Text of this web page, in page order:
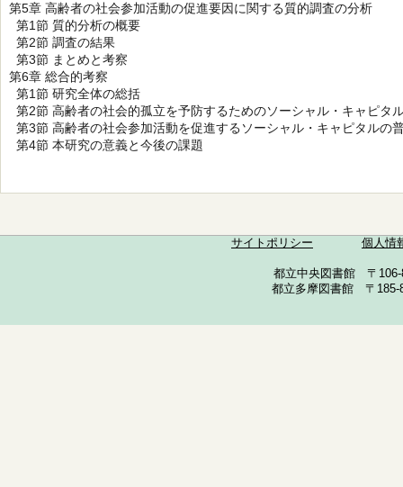
第5章 高齢者の社会参加活動の促進要因に関する質的調査の分析
第1節 質的分析の概要
第2節 調査の結果
第3節 まとめと考察
第6章 総合的考察
第1節 研究全体の総括
第2節 高齢者の社会的孤立を予防するためのソーシャル・キャピタ
第3節 高齢者の社会参加活動を促進するソーシャル・キャピタルの
第4節 本研究の意義と今後の課題
サイトポリシー 個人情
都立中央図書館 〒
都立多摩図書館 〒185-